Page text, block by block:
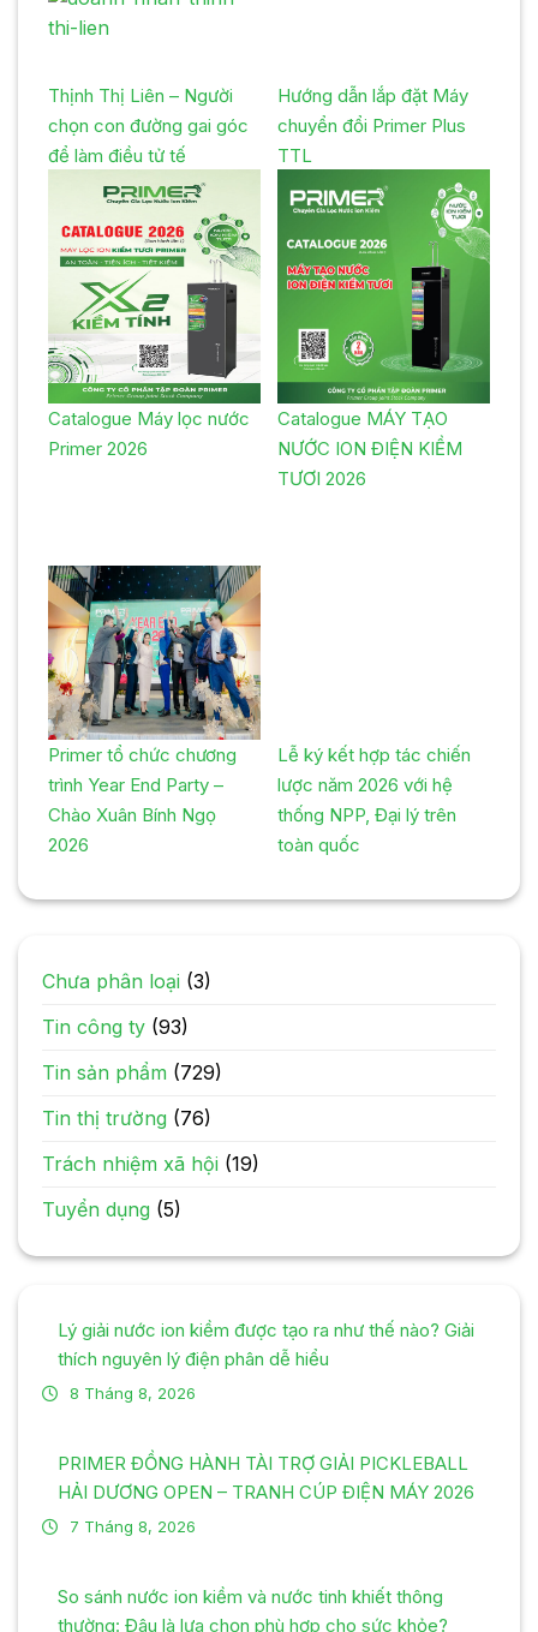
Thịnh Thị Liên – Người
chọn con đường gai góc
để làm điều tử tế
Hướng dẫn lắp đặt Máy
chuyển đổi Primer Plus
TTL
Catalogue Máy lọc nước
Primer 2026
Catalogue MÁY TẠO
NƯỚC ION ĐIỆN KIỀM
TƯƠI 2026
Primer tổ chức chương
trình Year End Party –
Chào Xuân Bính Ngọ
2026
Lễ ký kết hợp tác chiến
lược năm 2026 với hệ
thống NPP, Đại lý trên
toàn quốc
Chưa phân loại (3)
Tin công ty (93)
Tin sản phẩm (729)
Tin thị trường (76)
Trách nhiệm xã hội (19)
Tuyển dụng (5)
Lý giải nước ion kiềm được tạo ra như thế nào? Giải
thích nguyên lý điện phân dễ hiểu
8 Tháng 8, 2026
PRIMER ĐỒNG HÀNH TÀI TRỢ GIẢI PICKLEBALL
HẢI DƯƠNG OPEN – TRANH CÚP ĐIỆN MÁY 2026
7 Tháng 8, 2026
So sánh nước ion kiềm và nước tinh khiết thông
thường: Đâu là lựa chọn phù hợp cho sức khỏe?